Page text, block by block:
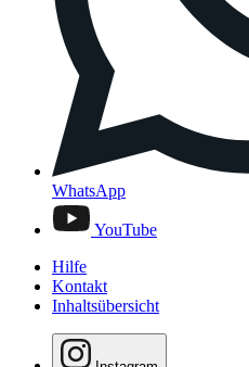
WhatsApp
YouTube
Hilfe
Kontakt
Inhaltsübersicht